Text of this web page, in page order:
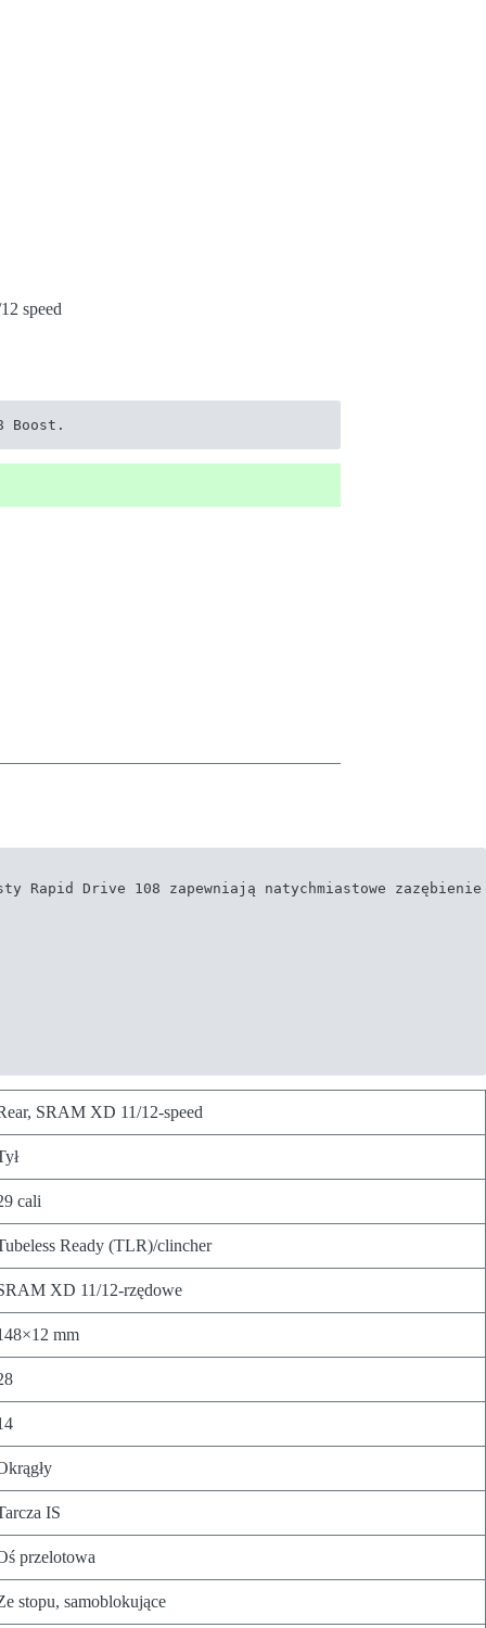
speed
Boost.
Rapid Drive 108 zapewniają natychmiastowe zazębienie
SRAM XD 11/12-speed
cali
Ready (TLR)/clincher
XD 11/12-rzędowe
mm
IS
przelotowa
stopu, samoblokujące